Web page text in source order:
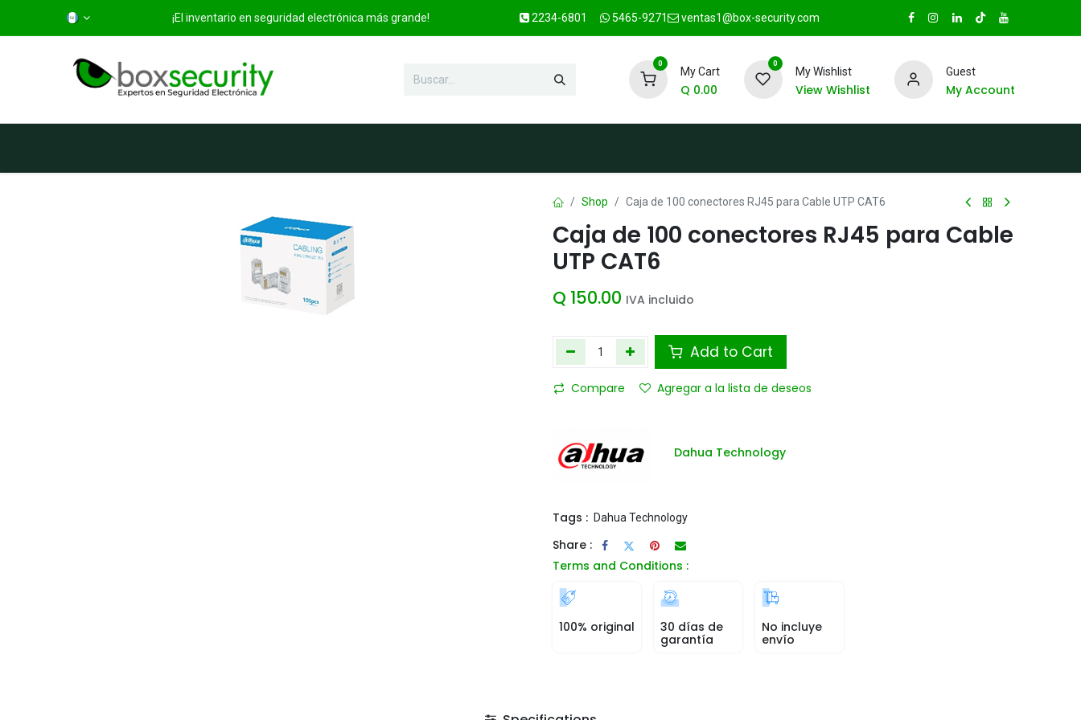
¡El inventario en seguridad electrónica más grande! 2234-6801 5465-9271 ventas1@box-security.com
0
My Cart
Q 0.00
0
My Wishlist
View Wishlist
Guest
My Account
Shop Caja de 100 conectores RJ45 para Cable UTP CAT6
Caja de 100 conectores RJ45 para Cable
UTP CAT6
Q 150.00 IVA incluido
Add to Cart
Compare Agregar a la lista de deseos
Dahua Technology
Tags : Dahua Technology
Share :
Terms and Conditions :
100% original
30 días de
garantía
No incluye
envío